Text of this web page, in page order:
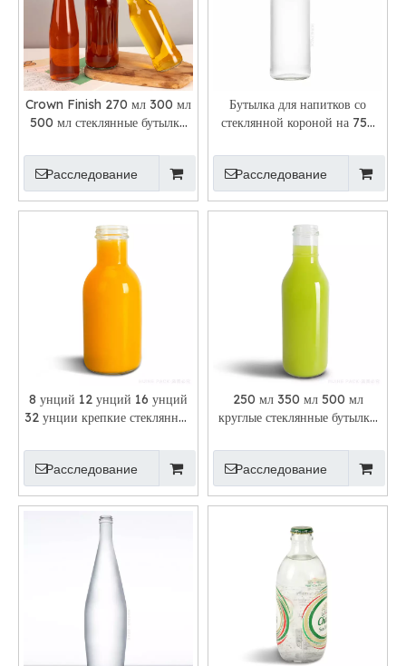
Crown Finish 270 мл 300 мл
500 мл стеклянные бутылки
Расследование
Бутылка для напитков со
стеклянной короной на 750
Расследование
8 унций 12 унций 16 унций
32 унции крепкие стеклянные
отжима
Расследование
250 мл 350 мл 500 мл
круглые стеклянные бутылки
горлышком
Расследование